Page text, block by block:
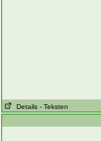
Details - Teksten